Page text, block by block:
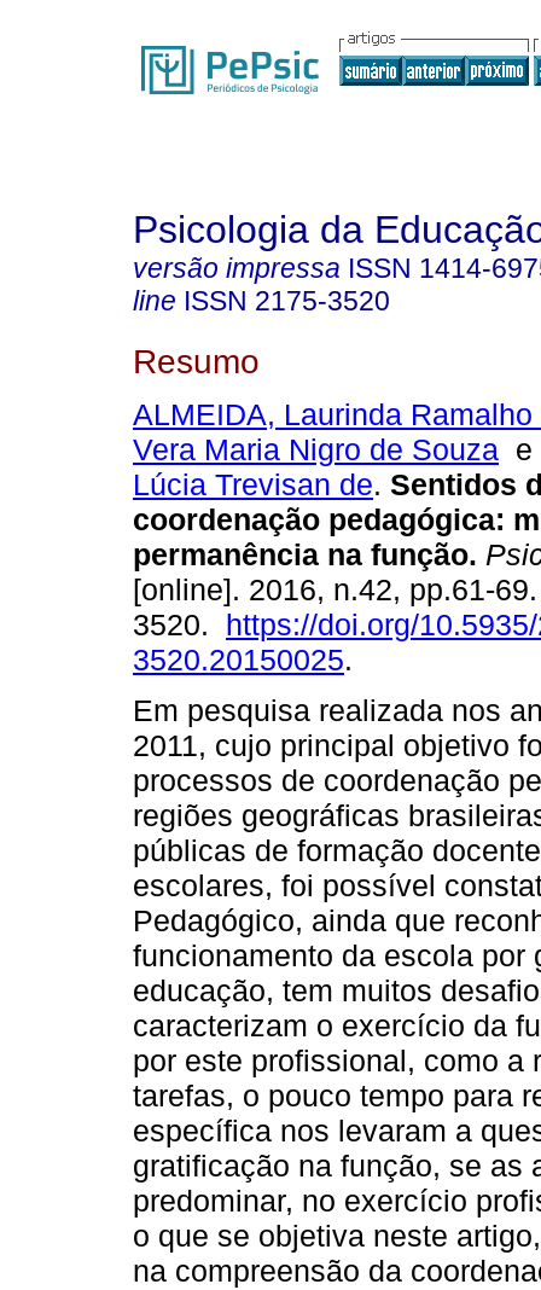
Psicologia da
versão impressa ISSN 1414-
line ISSN 2175-3520
Resumo
ALMEIDA, Laurinda Ramalho
Vera Maria Nigro de Souza
Lúcia Trevisan de. Sentidos
coordenação pedagógica:
permanência na função.
[online]. 2016, n.42, pp.61-
3520. https://doi.org/
3520.20150025.
Em pesquisa realizada nos
2011, cujo principal objetivo
processos de coordenação
regiões geográficas
públicas de formação
escolares, foi possível
Pedagógico, ainda que
funcionamento da escola por
educação, tem muitos
caracterizam o exercício da
por este profissional, como a
tarefas, o pouco tempo para
específica nos levaram a
gratificação na função, se as
predominar, no exercício
o que se objetiva neste
na compreensão da